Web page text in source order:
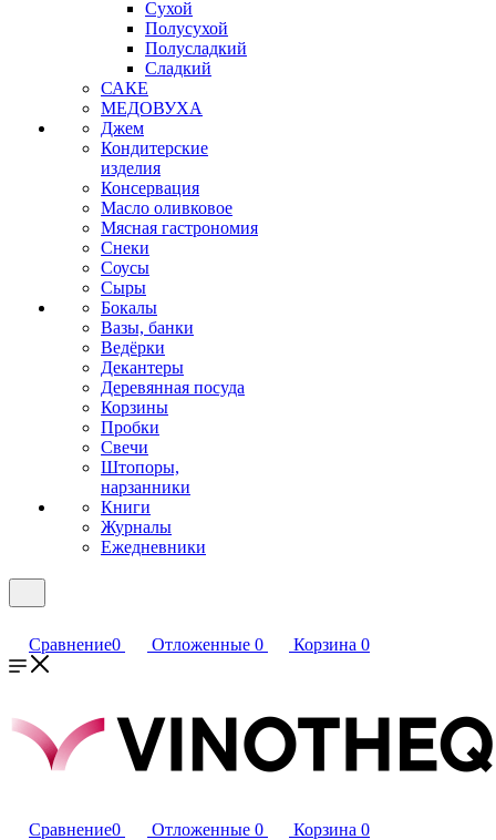
Сухой
Полусухой
Полусладкий
Сладкий
САКЕ
МЕДОВУХА
Джем
Кондитерские
изделия
Консервация
Масло оливковое
Мясная гастрономия
Снеки
Соусы
Сыры
Бокалы
Вазы, банки
Ведёрки
Декантеры
Деревянная посуда
Корзины
Пробки
Свечи
Штопоры,
нарзанники
Книги
Журналы
Ежедневники
Сравнение0 Отложенные 0 Корзина 0
Сравнение0 Отложенные 0 Корзина 0